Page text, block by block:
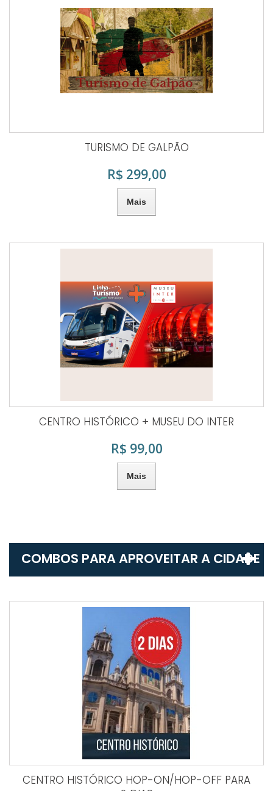
TURISMO DE GALPÃO
R$ 299,00
Mais
CENTRO HISTÓRICO + MUSEU DO INTER
R$ 99,00
Mais
COMBOS PARA APROVEITAR A CIDADE
CENTRO HISTÓRICO HOP-ON/HOP-OFF PARA